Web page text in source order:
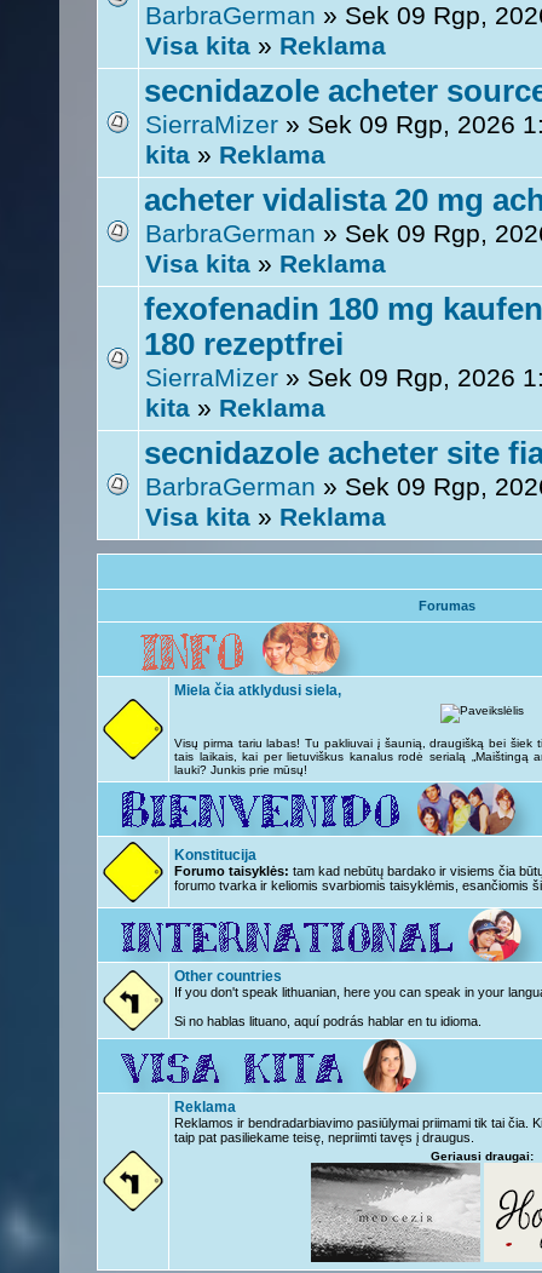
BarbraGerman » Sek 09 Rgp,
Visa kita » Reklama
secnidazole acheter
SierraMizer » Sek 09 Rgp, 2026
kita » Reklama
acheter vidalista 20 mg
BarbraGerman » Sek 09 Rgp,
Visa kita » Reklama
fexofenadin 180 mg
180 rezeptfrei
SierraMizer » Sek 09 Rgp, 2026
kita » Reklama
secnidazole acheter site
BarbraGerman » Sek 09 Rgp,
Visa kita » Reklama
Forumas
Miela čia atklydusi siela,
Visų pirma tariu labas! Tu pakliuvai į šaunią, draugišką bei šiek
tais laikais, kai per lietuviškus kanalus rodė serialą „Maištingą
lauki? Junkis prie mūsų!
Konstitucija
Forumo taisyklės: tam kad nebūtų bardako ir visiems čia
forumo tvarka ir keliomis svarbiomis taisyklėmis, esančiomis
Other countries
If you don't speak lithuanian, here you can speak in your
Si no hablas lituano, aquí podrás hablar en tu idioma.
Reklama
Reklamos ir bendradarbiavimo pasiūlymai priimami tik tai čia.
taip pat pasiliekame teisę, nepriimti tavęs į draugus.
Geriausi draugai: